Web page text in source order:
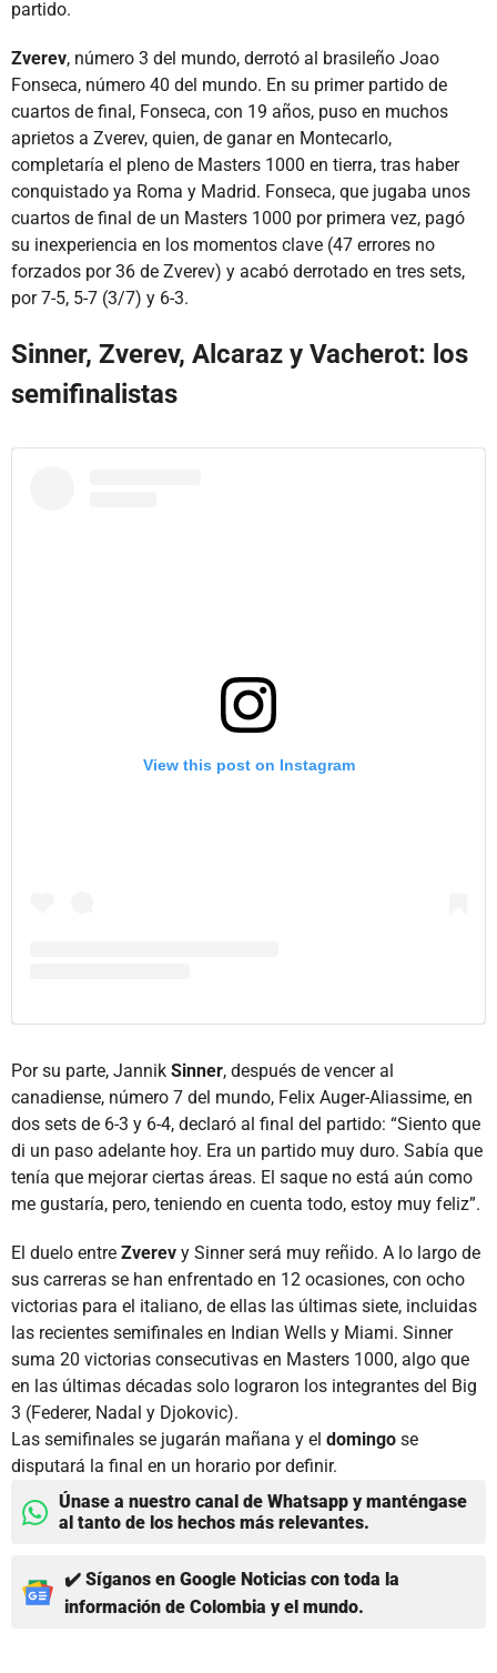
partido.
Zverev, número 3 del mundo, derrotó al brasileño Joao
Fonseca, número 40 del mundo. En su primer partido de
cuartos de final, Fonseca, con 19 años, puso en muchos
aprietos a Zverev, quien, de ganar en Montecarlo,
completaría el pleno de Masters 1000 en tierra, tras haber
conquistado ya Roma y Madrid. Fonseca, que jugaba unos
cuartos de final de un Masters 1000 por primera vez, pagó
su inexperiencia en los momentos clave (47 errores no
forzados por 36 de Zverev) y acabó derrotado en tres sets,
por 7-5, 5-7 (3/7) y 6-3.
Sinner, Zverev, Alcaraz y Vacherot: los
semifinalistas
View this post on Instagram
Por su parte, Jannik Sinner, después de vencer al
canadiense, número 7 del mundo, Felix Auger-Aliassime, en
dos sets de 6-3 y 6-4, declaró al final del partido: “Siento que
di un paso adelante hoy. Era un partido muy duro. Sabía que
tenía que mejorar ciertas áreas. El saque no está aún como
me gustaría, pero, teniendo en cuenta todo, estoy muy feliz”.
El duelo entre Zverev y Sinner será muy reñido. A lo largo de
sus carreras se han enfrentado en 12 ocasiones, con ocho
victorias para el italiano, de ellas las últimas siete, incluidas
las recientes semifinales en Indian Wells y Miami. Sinner
suma 20 victorias consecutivas en Masters 1000, algo que
en las últimas décadas solo lograron los integrantes del Big
3 (Federer, Nadal y Djokovic).
Las semifinales se jugarán mañana y el domingo se
disputará la final en un horario por definir.
Únase a nuestro canal de Whatsapp y manténgase
al tanto de los hechos más relevantes.
✔️ Síganos en Google Noticias con toda la
información de Colombia y el mundo.